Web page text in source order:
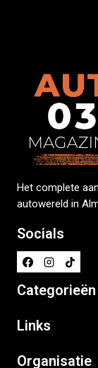
Het complete
autowereld in
Socials
Categorieën
Links
Organisatie